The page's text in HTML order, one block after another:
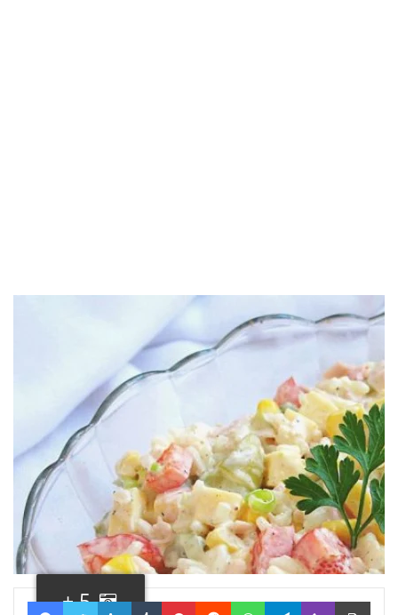
+ 5
FacebookTwitterLinkedInTumblrPinterestRedditWhatsAppTelegramViber Print